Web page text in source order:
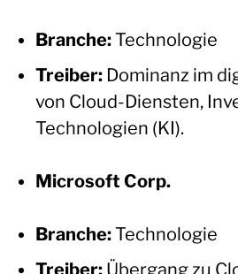
Branche:Technologie
Treiber: Dominanz im
von Cloud-Diensten,
Technologien (KI).
Microsoft Corp.
Branche:Technologie